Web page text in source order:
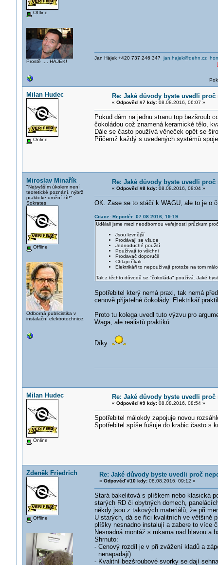
Offline
Prostě .... HÁJEK!
Jan Hájek +420 737 246 347 jan.hajek@dehn.cz
Milan Hudec
Online
Re: Jaké důvody byste uvedli
« Odpověď #7 kdy:08.08.2016, 06:07 »
Pokud dám na jednu stranu top bezšroub
čokoládou což znamená keramické tělo,
Dále se často používá věneček opět se
Přičemž každý s uvedených systémů
Miroslav Minařík
"Nejvyšším úkolem není
teoretické poznání, nýbrž
praktické umění žít!"
Sokrates
Offline
Odborná publicistika v
instalační elektrotechnice.
Re: Jaké důvody byste uvedli
« Odpověď #8 kdy:08.08.2016, 08:04 »
OK. Zase se to stáčí k WAGU, ale to je o
Citace: Reportér 07.08.2016, 19:19
Udělali jsme mezi neodbornou veřejností průzkum
Jsou levnější
Prodávají se všude
Jednoduché použití
Používají to všichni
Prodavač doporučil
Chlapi říkali ...
Elektrikáři to nepoužívají protože na tom
Tak z těchto důvodů se "čokoláda" používá. Jaké
Spotřebitel který nemá praxi, tak nemá
cenově přijatelné čokolády. Elektrikář
Proto tu kolega uvedl tuto výzvu pro
Waga, ale realistů praktiků.
Díky
Milan Hudec
Online
Re: Jaké důvody byste uvedli
« Odpověď #9 kdy:08.08.2016, 08:54 »
Spotřebitel málokdy zapojuje novou
Spotřebitel spíše fušuje do krabic často s
Zdeněk Friedrich
Offline
Re: Jaké důvody byste uvedli proč
« Odpověď #10 kdy:08.08.2016, 09:12 »
Stará bakelitová s plíškem nebo klasická
starých RD či obytných domech,
někdy jsou z takových materiálů, že při
U starých, dá se říci kvalitních ve většině
plíšky nesnadno instalují a zabere to více
Nesnadná montáž s rukama nad hlavou
Shrnuto:
- Cenový rozdíl je v při zvážení kladů a
nenapadají).
- Kvalitní bezšroubové svorky se dají